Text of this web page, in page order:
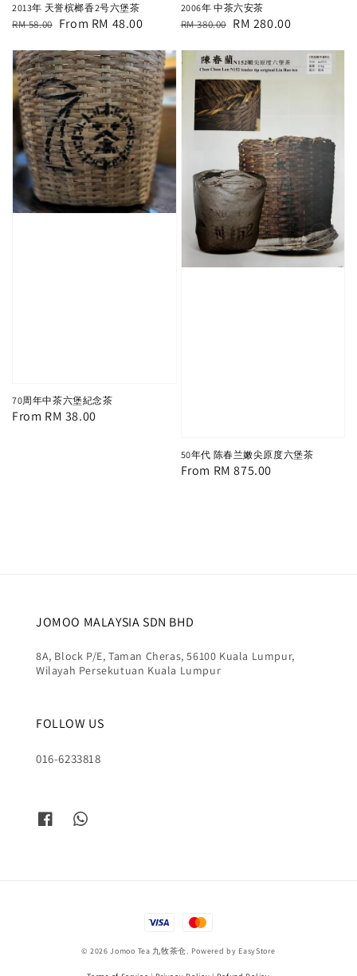
2013年 天誉槟榔香2号六堡茶
Regular
RM 58.00 Sale
From RM 48.00
2006年 中茶六安茶
Regular
RM 380.00 Sale
RM 280.00
70周年中茶六堡紀念茶
Regular
From RM 38.00
50年代 陈春兰嫩尖原度六堡茶
Regular
From RM 875.00
JOMOO MALAYSIA SDN BHD
8A, Block P/E, Taman Cheras, 56100 Kuala Lumpur,
Wilayah Persekutuan Kuala Lumpur
FOLLOW US
016-6233818
© 2026 Jomoo Tea 九牧茶仓. Powered by EasyStore